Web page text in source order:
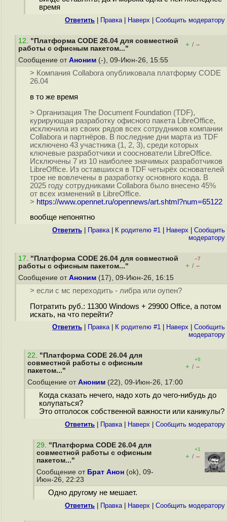
время
Ответить Правка| Наверх Cообщить модератору
12. "Платформа CODE 26.04 для совместной
работы с офисным пакетом..."
+ / –
Сообщение от Аноним (-), 09-Июн-26, 15:55
> Компания Collabora опубликовала платформу CODE
26.04
в то же время
> Организация The Document Foundation (TDF),
курирующая разработку офисного пакета LibreOffice,
исключила из своих рядов всех сотрудников компании
Collabora и партнёров. В последние дни марта из TDF
исключено 43 участника (1, 2, 3), среди которых
ключевые разработчики и сооснователи LibreOffice.
Исключены 7 из 10 наиболее значимых разработчиков
LibreOffice. Из оставшихся в TDF четырёх основателей
трое не вовлечены в разработку основного кода. В
2025 году сотрудниками Collabora было внесено 45%
от всех изменений в LibreOffice.
> https://www.opennet.ru/opennews/art.shtml?num=65122
вообще непонятно
Ответить Правка| К родителю #1 Наверх
Cообщить
модератору
17. "Платформа CODE 26.04 для совместной
работы с офисным пакетом..."
–7
+ / –
Сообщение от Аноним (17), 09-Июн-26, 16:15
> если с мс переходить - либра или оупен?
Потратить руб.: 11300 Windows + 29900 Office, а потом
искать, на что перейти?
Ответить Правка| К родителю #1 Наверх
Cообщить
модератору
22. "Платформа CODE 26.04 для
совместной работы с офисным
пакетом..."
+5
+ / –
Сообщение от Аноним (22), 09-Июн-26, 17:00
Когда сказать нечего, надо хоть до чего-нибудь до
колупаться?
Это отголосок собственной важности или каникулы?
Ответить Правка| Наверх Cообщить модератору
29. "Платформа CODE 26.04 для
совместной работы с офисным
пакетом..."
+1
+ / –
Сообщение от Брат Анон (ok), 09-
Июн-26, 22:23
Одно другому не мешает.
Ответить Правка| Наверх Cообщить модератору